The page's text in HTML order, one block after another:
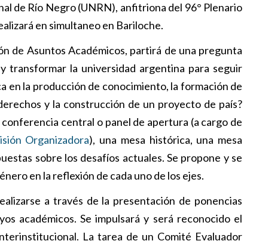
de Río Negro (UNRN), anfitriona del 96° Plenario
en simultaneo en Bariloche.
de Asuntos Académicos, partirá de una pregunta
transformar la universidad argentina para seguir
en la producción de conocimiento, la formación de
y la construcción de un proyecto de país?
central o panel de apertura (a cargo de
Organizadora), una mesa histórica, una mesa
sobre los desafíos actuales. Se propone y se
en la reflexión de cada uno de los ejes.
a través de la presentación de ponencias
académicos. Se impulsará y será reconocido el
La tarea de un Comité Evaluador